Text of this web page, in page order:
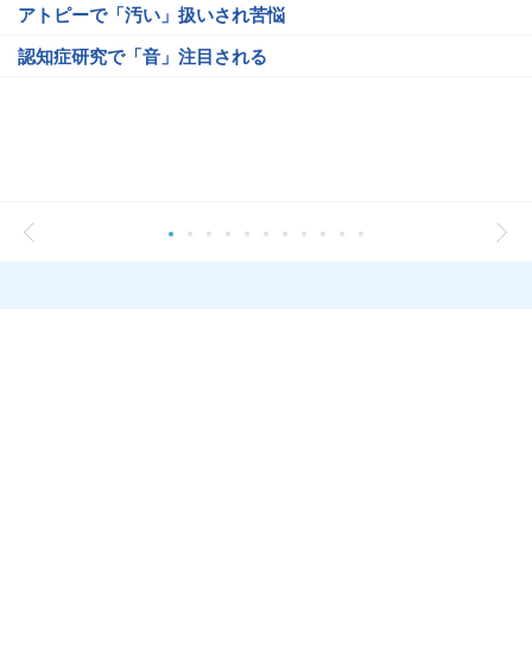
アトピーで「汚い」扱いされ苦悩
認知症研究で「音」注目される